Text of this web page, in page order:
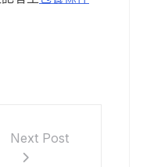
Next Post